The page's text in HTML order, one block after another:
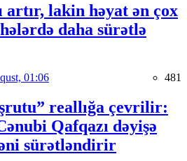
lakin həyat ən çox
daha sürətlə
01:06 481
reallığa çevrilir:
Qafqazı dəyişə
sürətləndirir